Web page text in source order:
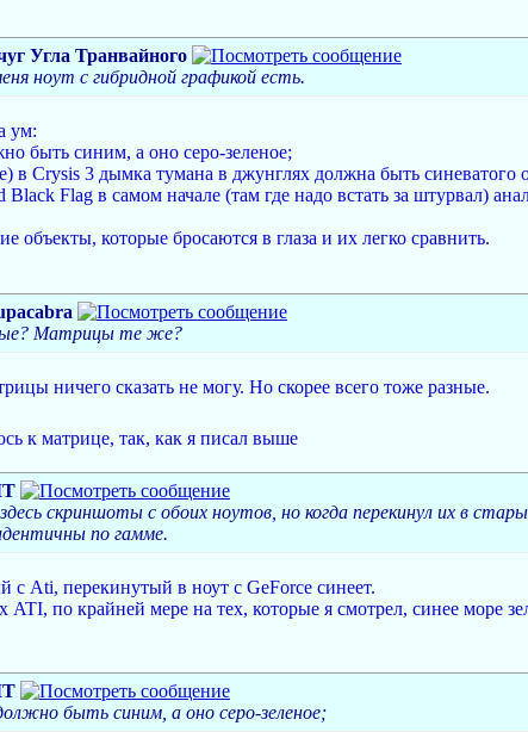
Угла Транвайного
ноут с гибридной графикой есть.
ум:
быть синим, а оно серо-зеленое;
в Crysis 3 дымка тумана в джунглях должна быть синеватого
Black Flag в самом начале (там где надо встать за штурвал)
объекты, которые бросаются в глаза и их легко сравнить.
Матрицы те же?
ничего сказать не могу. Но скорее всего тоже разные.
к матрице, так, как я писал выше
скриншоты с обоих ноутов, но когда перекинул их в
по гамме.
с Ati, перекинутый в ноут с GeForce синеет.
по крайней мере на тех, которые я смотрел, синее море
быть синим, а оно серо-зеленое;